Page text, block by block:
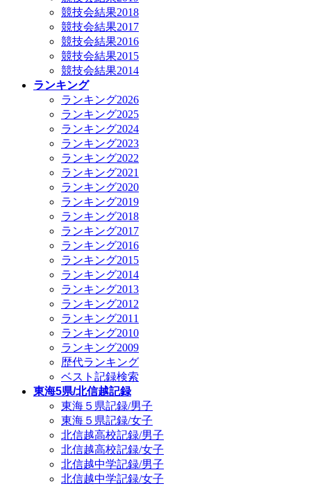
競技会結果2018
競技会結果2017
競技会結果2016
競技会結果2015
競技会結果2014
ランキング
ランキング2026
ランキング2025
ランキング2024
ランキング2023
ランキング2022
ランキング2021
ランキング2020
ランキング2019
ランキング2018
ランキング2017
ランキング2016
ランキング2015
ランキング2014
ランキング2013
ランキング2012
ランキング2011
ランキング2010
ランキング2009
歴代ランキング
ベスト記録検索
東海5県/北信越記録
東海５県記録/男子
東海５県記録/女子
北信越高校記録/男子
北信越高校記録/女子
北信越中学記録/男子
北信越中学記録/女子